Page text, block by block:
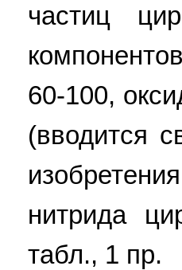
частиц
60-100,
(вводится
нитрида
табл., 1 пр.